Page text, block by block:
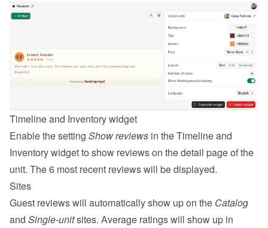
Timeline and Inventory widget
Enable the setting Show reviews in the Timeline and
Inventory widget to show reviews on the detail page of the
unit. The 6 most recent reviews will be displayed.
Sites
Guest reviews will automatically show up on the Catalog
and Single-unit sites. Average ratings will show up in